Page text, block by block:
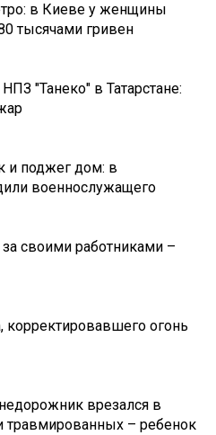
в Киеве у женщины
тысячами гривен
"Танеко" в Татарстане:
и поджег дом: в
военнослужащего
своими работниками –
корректировавшего огонь
врезался в
травмированных – ребенок